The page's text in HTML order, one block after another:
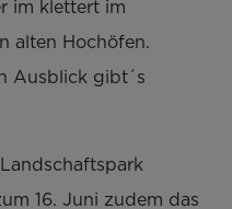
im klettert im
alten Hochöfen.
Ausblick gibt´s
16. Juni zudem das